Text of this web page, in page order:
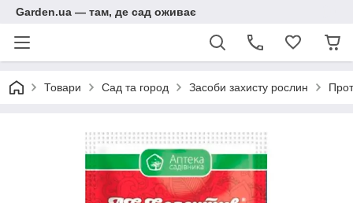
Garden.ua — там, де сад оживає
Товари Сад та город Засоби захисту рослин